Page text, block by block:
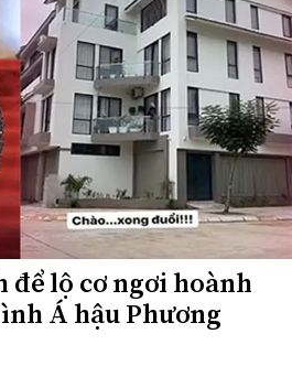
lộ cơ ngơi hoành
Á hậu Phương